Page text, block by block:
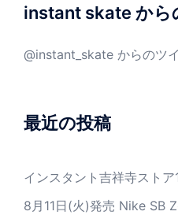
instant skate から
@instant_skate からのツ
最近の投稿
インスタント吉祥寺ストア
8月11日(火)発売 Nike SB